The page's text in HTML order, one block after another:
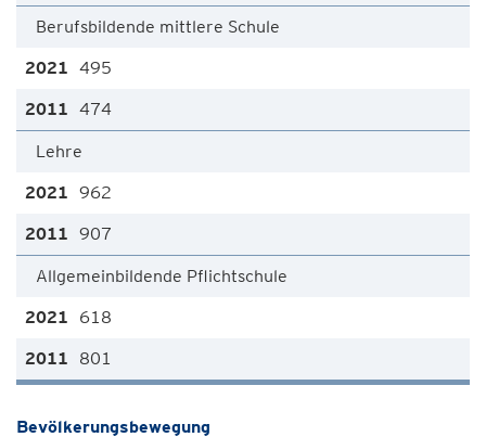
Berufsbildende mittlere Schule
495
474
Lehre
962
907
Allgemeinbildende Pflichtschule
618
801
Bevölkerungsbewegung